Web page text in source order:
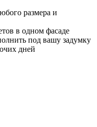
размера и
в одном фасаде
под вашу задумку
дней